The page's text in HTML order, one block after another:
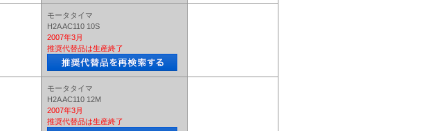
モータタイマ
H2A AC110 10S
2007年3月
推奨代替品は生産終了
モータタイマ
H2A AC110 12M
2007年3月
推奨代替品は生産終了